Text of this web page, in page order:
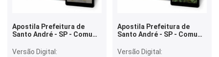
Apostila Prefeitura de
Santo André - SP - Comum
Fundamental Completo
Versão Digital:
Apostila Prefeitura de
Santo André - SP - Comum
Fundamental Incompleto
Versão Digital: